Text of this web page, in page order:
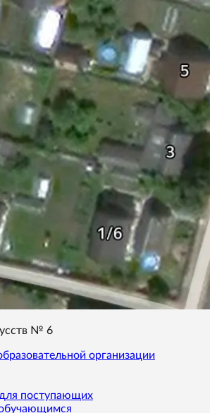
№ 6
организации
поступающих